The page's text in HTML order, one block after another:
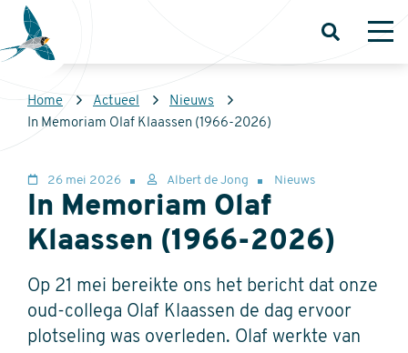
Overslaan
naar
inhoud
gaan
Sovon
Homepage
Open
Kruimelpad
Home Actueel
Nieuws
In Memoriam Olaf Klaassen (1966-2026)
In Memoriam Olaf
Klaassen (1966-2026)
26 mei 2026 Albert de Jong Nieuws
Op 21 mei bereikte ons het bericht dat onze
oud-collega Olaf Klaassen de dag ervoor
plotseling was overleden. Olaf werkte van